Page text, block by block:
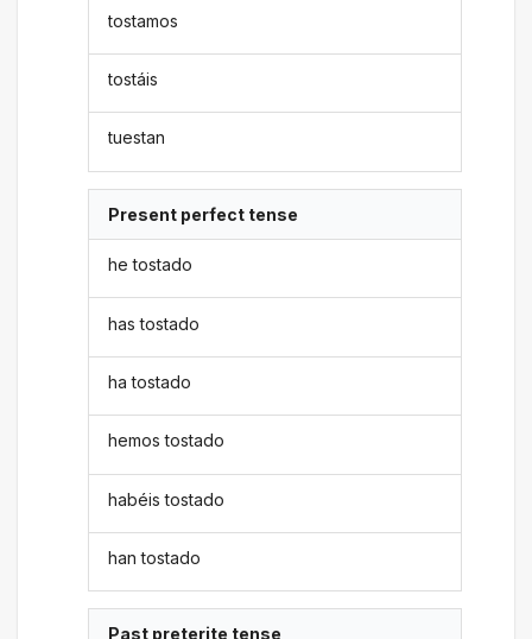
tostamos
tostáis
tuestan
Present perfect tense
he tostado
has tostado
ha tostado
hemos tostado
habéis tostado
han tostado
Past preterite tense